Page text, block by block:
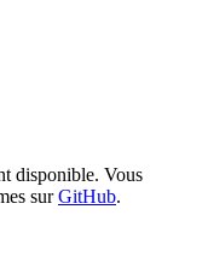
disponible. Vous
surGitHub.